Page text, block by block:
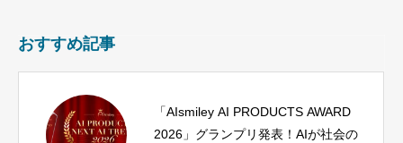
おすすめ記事
「AIsmiley AI PRODUCTS AWARD
2026」グランプリ発表！AIが社会の